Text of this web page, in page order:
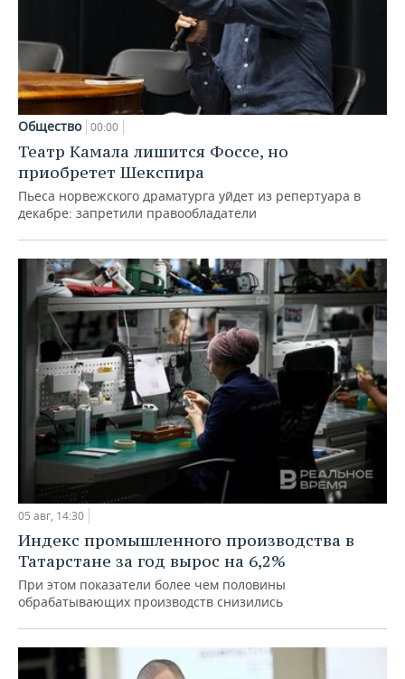
Общество 00:00
Театр Камала лишится Фоссе, но
приобретет Шекспира
Пьеса норвежского драматурга уйдет из репертуара в
декабре: запретили правообладатели
05 авг, 14:30
Индекс промышленного производства в
Татарстане за год вырос на 6,2%
При этом показатели более чем половины
обрабатывающих производств снизились